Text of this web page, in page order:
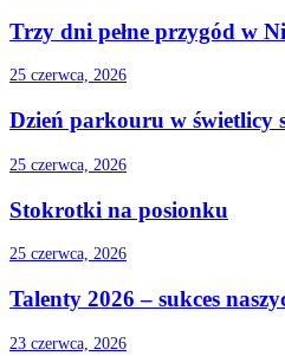
Trzy dni pełne przygód w
25 czerwca, 2026
Dzień parkouru w świetlicy
25 czerwca, 2026
Stokrotki na posionku
25 czerwca, 2026
Talenty 2026 – sukces
23 czerwca, 2026